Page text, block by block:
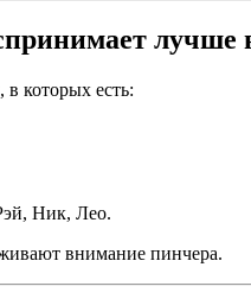
лучше
которых есть:
Ник, Лео.
внимание пинчера.